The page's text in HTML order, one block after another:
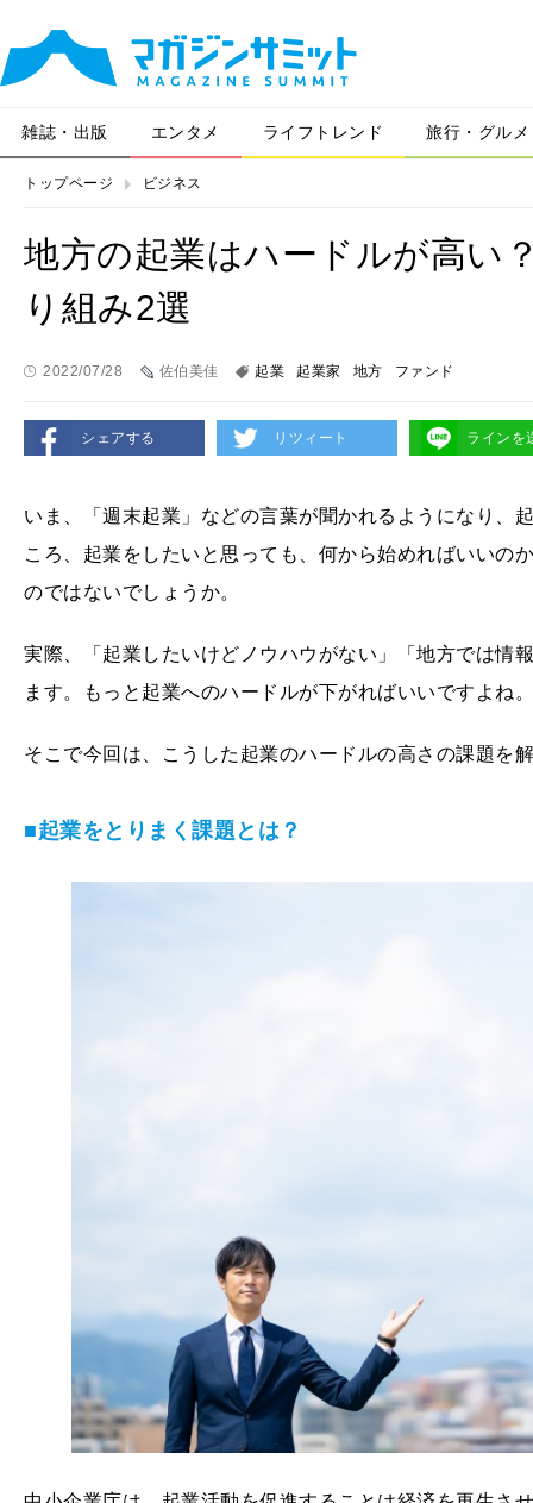
雑誌・出版 エンタメ ライフトレンド 旅行・グルメ
トップページ ビジネス
地方の起業はハードルが高
り組み2選
2022/07/28 佐伯美佳 起業 起業家 地方 ファンド
シェアする リツィート ラインを
いま、「週末起業」などの言葉が聞かれるようになり、
ころ、起業をしたいと思っても、何から始めればいいの
のではないでしょうか。
実際、「起業したいけどノウハウがない」「地方では情
ます。もっと起業へのハードルが下がればいいですよね。
そこで今回は、こうした起業のハードルの高さの課題を
■起業をとりまく課題とは？